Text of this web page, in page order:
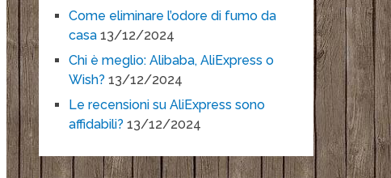
Come eliminare l’odore di fumo da
casa 13/12/2024
Chi è meglio: Alibaba, AliExpress o
Wish? 13/12/2024
Le recensioni su AliExpress sono
affidabili? 13/12/2024